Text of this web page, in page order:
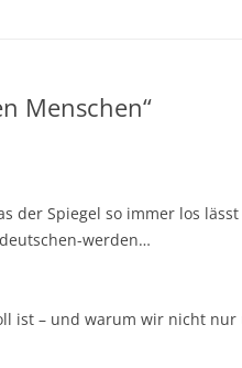
Menschen“
der Spiegel so immer los lässt
werden…
ist – und warum wir nicht nur